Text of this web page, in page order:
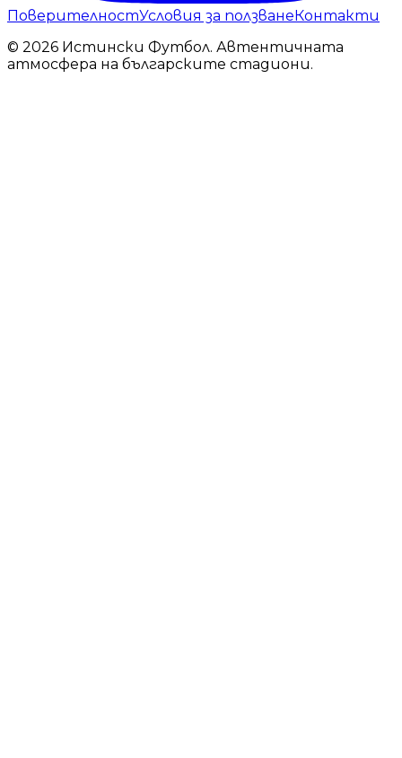
ПоверителностУсловия за ползванеКонтакти
© 2026 Истински Футбол. Автентичната
атмосфера на българските стадиони.